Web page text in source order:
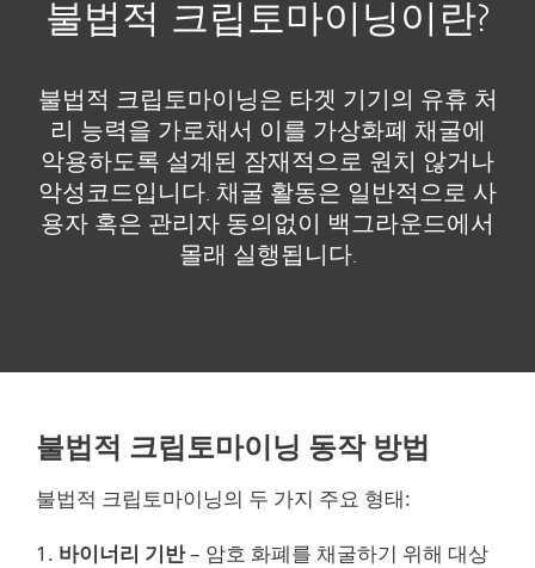
불법적 크립토마이닝이란?
불법적 크립토마이닝은 타겟 기기의 유휴 처
리 능력을 가로채서 이를 가상화폐 채굴에
악용하도록 설계된 잠재적으로 원치 않거나
악성코드입니다. 채굴 활동은 일반적으로 사
용자 혹은 관리자 동의없이 백그라운드에서
몰래 실행됩니다.
불법적 크립토마이닝 동작 방법
불법적 크립토마이닝의 두 가지 주요 형태:
1. 바이너리 기반– 암호 화폐를 채굴하기 위해 대상